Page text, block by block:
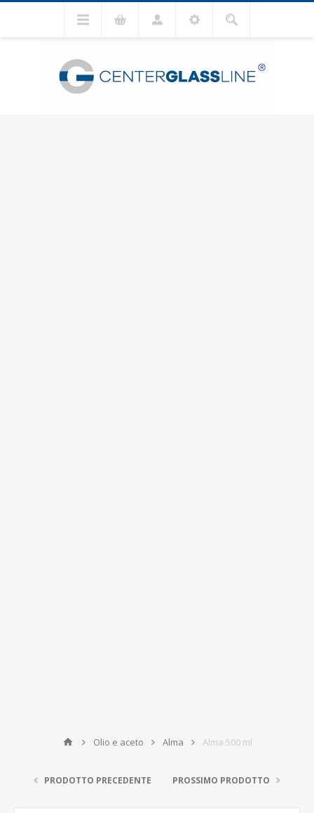
Olio e aceto Alma Alma 500 ml
PRODOTTO PRECEDENTE PROSSIMO PRODOTTO